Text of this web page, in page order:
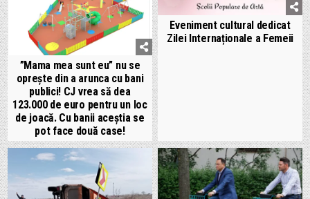
”Mama mea sunt eu” nu se
oprește din a arunca cu bani
publici! CJ vrea să dea
123.000 de euro pentru un loc
de joacă. Cu banii aceștia se
pot face două case!
Eveniment cultural dedicat
Zilei Internaționale a Femeii